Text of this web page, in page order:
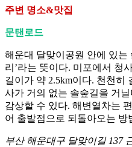
주변 명소&맛집
문탠로드
해운대 달맞이공원 안에 있는
리’라는 뜻이다. 미포에서 청
길이가 약 2.5km이다. 천천히
사가 거의 없는 솔숲길을 거
감상할 수 있다. 해변열차는
어 출발점으로 되돌아오는 방
부산 해운대구 달맞이길 137